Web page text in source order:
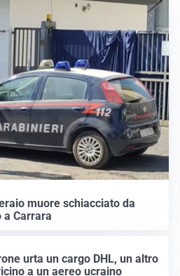
muore schiacciato da
a Carrara
urta un cargo DHL, un altro
a un aereo ucraino